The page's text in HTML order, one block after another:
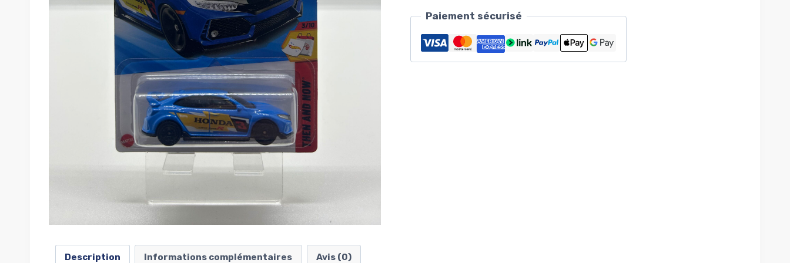
Paiement sécurisé
Description Informations complémentaires Avis (0)